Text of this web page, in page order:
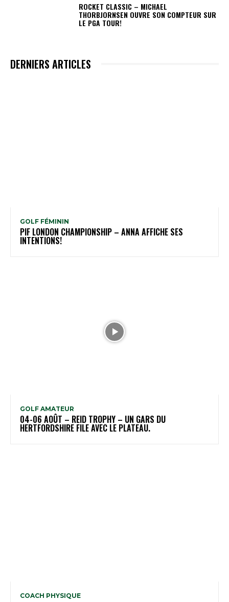
ROCKET CLASSIC – MICHAEL
THORBJORNSEN OUVRE SON COMPTEUR SUR
LE PGA TOUR!
DERNIERS ARTICLES
GOLF FÉMININ
PIF LONDON CHAMPIONSHIP – ANNA AFFICHE SES
INTENTIONS!
GOLF AMATEUR
04-06 AOÛT – REID TROPHY – UN GARS DU
HERTFORDSHIRE FILE AVEC LE PLATEAU.
COACH PHYSIQUE